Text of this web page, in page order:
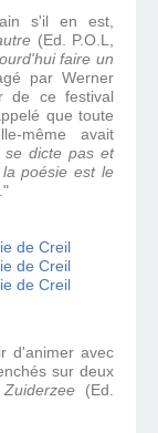
s'il en est,
(Ed. P.O.L,
faire un
par Werner
de ce festival
que toute
même avait
se dicte pas et
poésie est le
."
d'animer avec
sur deux
(Ed.